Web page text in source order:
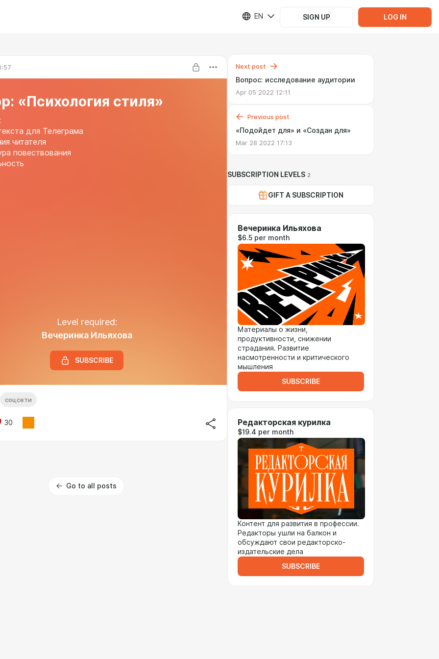
EN SIGN UP LOG IN
«Психология стиля»
для Телеграма
читателя
повествования
Level required:
Вечеринка Ильяхова
SUBSCRIBE
соцсети
30
Go to all posts
Next post
Вопрос: исследование аудитории
Apr 05 2022 12:11
Previous post
«Подойдет для» и «Создан для»
Mar 28 2022 17:13
SUBSCRIPTION LEVELS 2
GIFT A SUBSCRIPTION
Вечеринка Ильяхова
$6.5 per month
Материалы о жизни,
продуктивности, снижении
страдания. Развитие
насмотренности и критического
мышления
SUBSCRIBE
Редакторская курилка
$19.4 per month
Контент для развития в профессии.
Редакторы ушли на балкон и
обсуждают свои редакторско-
издательские дела
SUBSCRIBE